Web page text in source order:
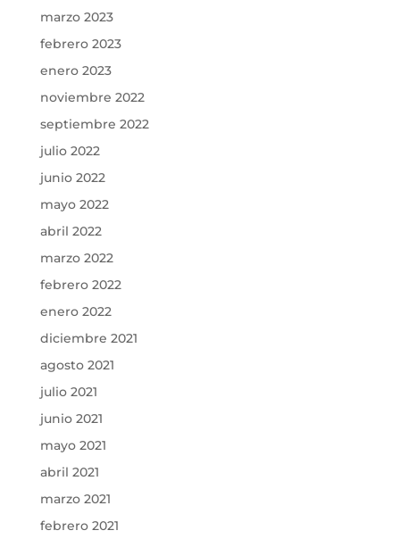
marzo 2023
febrero 2023
enero 2023
noviembre 2022
septiembre 2022
julio 2022
junio 2022
mayo 2022
abril 2022
marzo 2022
febrero 2022
enero 2022
diciembre 2021
agosto 2021
julio 2021
junio 2021
mayo 2021
abril 2021
marzo 2021
febrero 2021